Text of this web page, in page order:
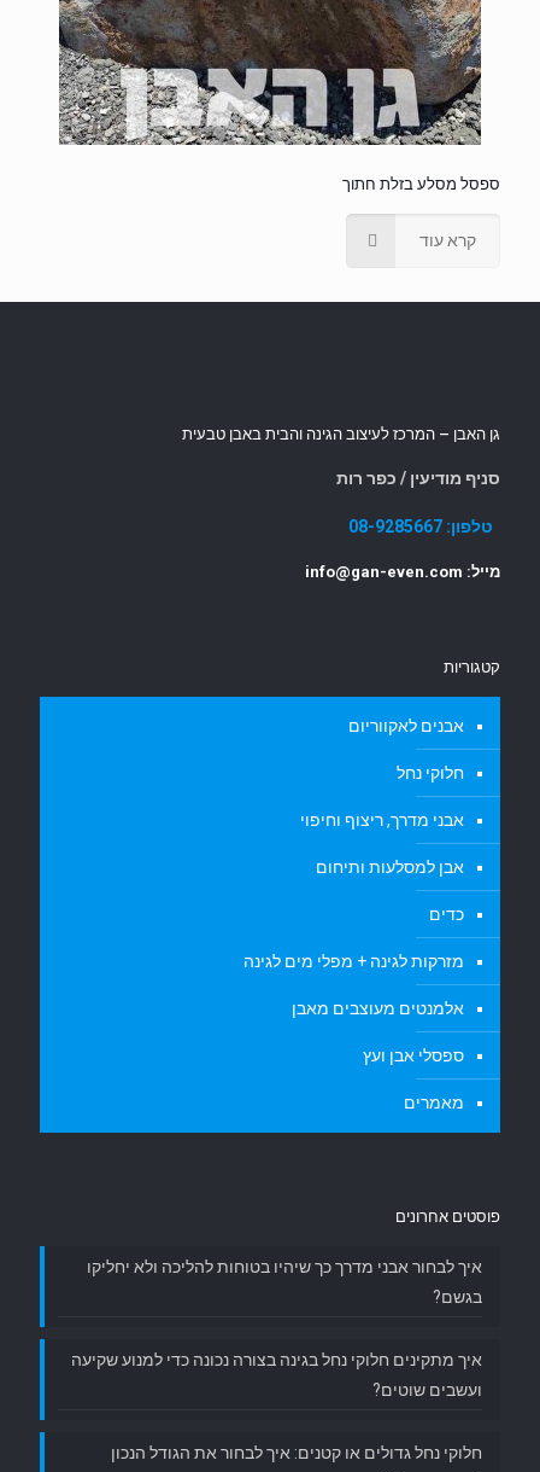
ספסל מסלע בזלת חתוך
קרא עוד
גן האבן – המרכז לעיצוב הגינה והבית באבן טבעית
סניף מודיעין / כפר רות
טלפון: 08-9285667
מייל: info@gan-even.com
קטגוריות
אבנים לאקווריום
חלוקי נחל
אבני מדרך, ריצוף וחיפוי
אבן למסלעות ותיחום
כדים
מזרקות לגינה + מפלי מים לגינה
אלמנטים מעוצבים מאבן
ספסלי אבן ועץ
מאמרים
פוסטים אחרונים
איך לבחור אבני מדרך כך שיהיו בטוחות להליכה ולא יחליקו
בגשם?
איך מתקינים חלוקי נחל בגינה בצורה נכונה כדי למנוע שקיעה
ועשבים שוטים?
חלוקי נחל גדולים או קטנים: איך לבחור את הגודל הנכון